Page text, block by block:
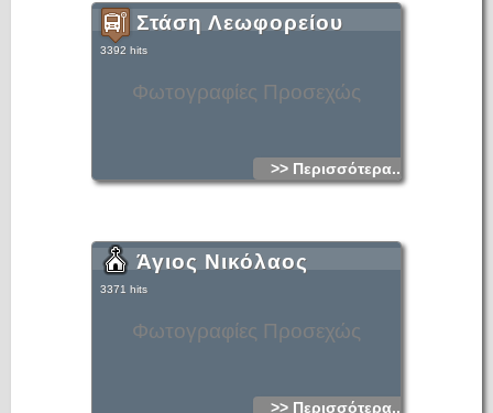
Φωτογραφίες Προσεχώς
Στάση Λεωφορείου
3392 hits
>> Περισσότερα...
Φωτογραφίες Προσεχώς
Άγιος Νικόλαος
3371 hits
>> Περισσότερα...